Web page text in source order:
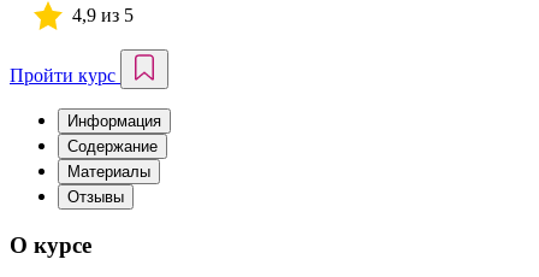
4,9 из 5
Пройти курс
Информация
Содержание
Материалы
Отзывы
О курсе